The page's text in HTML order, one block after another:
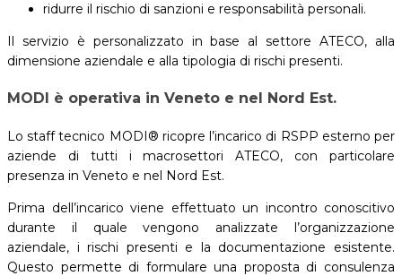
ridurre il rischio di sanzioni e responsabilità personali.
Il servizio è personalizzato in base al settore ATECO, alla
dimensione aziendale e alla tipologia di rischi presenti.
MODI è operativa in Veneto e nel Nord Est.
Lo staff tecnico MODI® ricopre l’incarico di RSPP esterno per
aziende di tutti i macrosettori ATECO, con particolare
presenza in Veneto e nel Nord Est.
Prima dell’incarico viene effettuato un incontro conoscitivo
durante il quale vengono analizzate l’organizzazione
aziendale, i rischi presenti e la documentazione esistente.
Questo permette di formulare una proposta di consulenza